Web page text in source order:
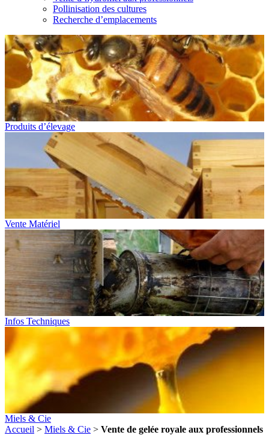
Pollinisation des cultures
Recherche d’emplacements
Produits d’élevage
Vente Matériel
Infos Techniques
Miels & Cie
Accueil > Miels & Cie > Vente de gelée royale aux professionnels